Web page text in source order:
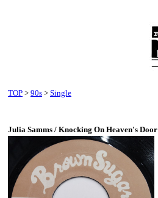
TOP > 90s > Single
Julia Samms / Knocking On Heaven's Door